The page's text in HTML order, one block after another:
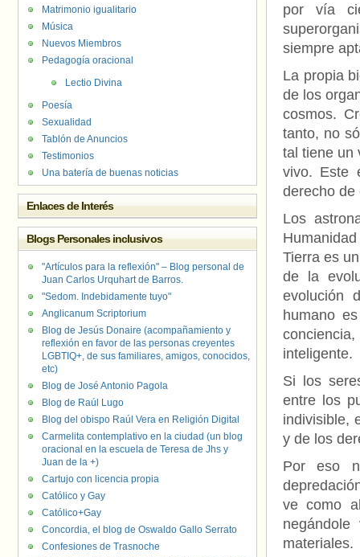
por vía
siempre
La propia
de los
cosmos.
tanto, no
tal tiene un
vivo. Este
derecho de
Los
Tierra es
de la
evolución
humano
inteligente.
Si los
entre los
indivisible,
y de los
Por eso
ve como
materiales.
Matrimonio igualitario
Música
Nuevos Miembros
Pedagogía oracional
Lectio Divina
Poesía
Sexualidad
Tablón de Anuncios
Testimonios
Una batería de buenas noticias
Enlaces de Interés
Blogs Personales inclusivos
"Artículos para la reflexión" – Blog personal de
Juan Carlos Urquhart de Barros.
"Sedom. Indebidamente tuyo"
Anglicanum Scriptorium
Blog de Jesús Donaire (acompañamiento y
reflexión en favor de las personas creyentes
LGBTIQ+, de sus familiares, amigos, conocidos,
etc)
Blog de José Antonio Pagola
Blog de Raúl Lugo
Blog del obispo Raúl Vera en Religión Digital
Carmelita contemplativo en la ciudad (un blog
oracional en la escuela de Teresa de Jhs y
Juan de la +)
Cartujo con licencia propia
Católico y Gay
Católico+Gay
Concordia, el blog de Oswaldo Gallo Serrato
Confesiones de Trasnoche